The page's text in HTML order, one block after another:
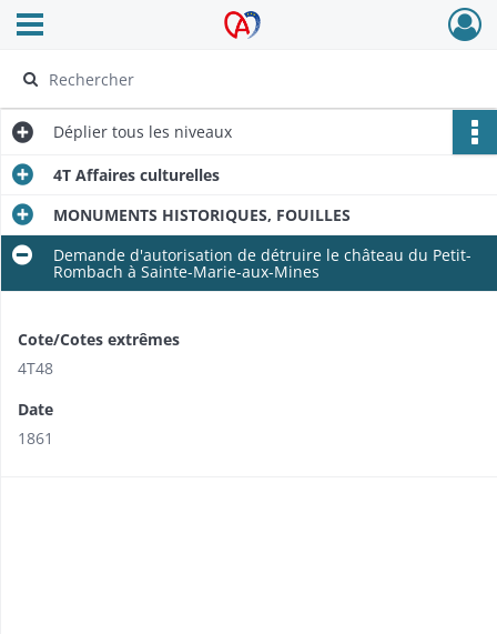
Archives Alsace - Colmar
Ouvrir le menu déroulant
Déplier tous les niveaux
4T Affaires culturelles
MONUMENTS HISTORIQUES, FOUILLES
Demande d'autorisation de détruire le château du Petit-
Rombach à Sainte-Marie-aux-Mines
Cote/Cotes extrêmes
4T48
Date
1861